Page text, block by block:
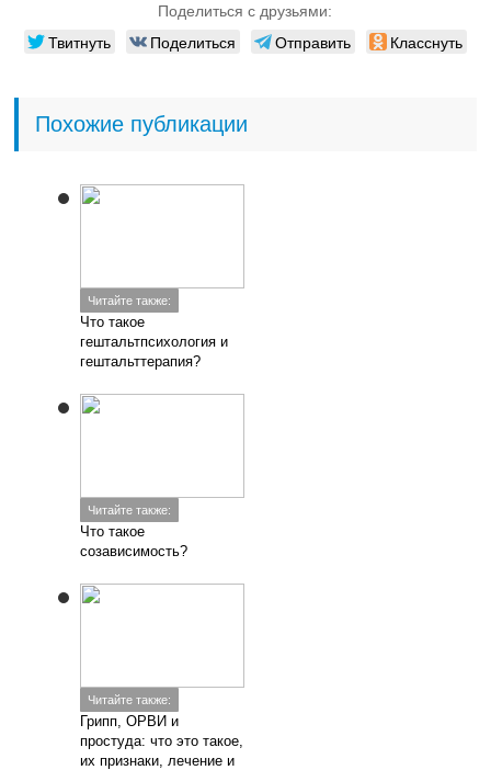
Поделиться с друзьями:
Твитнуть Поделиться Отправить Класснуть
Похожие публикации
Читайте также:
Что такое
гештальтпсихология и
гештальттерапия?
Читайте также:
Что такое
созависимость?
Читайте также:
Грипп, ОРВИ и
простуда: что это такое,
их признаки, лечение и